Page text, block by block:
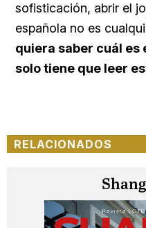
sofisticación, abrir el
española no es
quiera saber cuál es
solo tiene que leer
RELACIONADOS